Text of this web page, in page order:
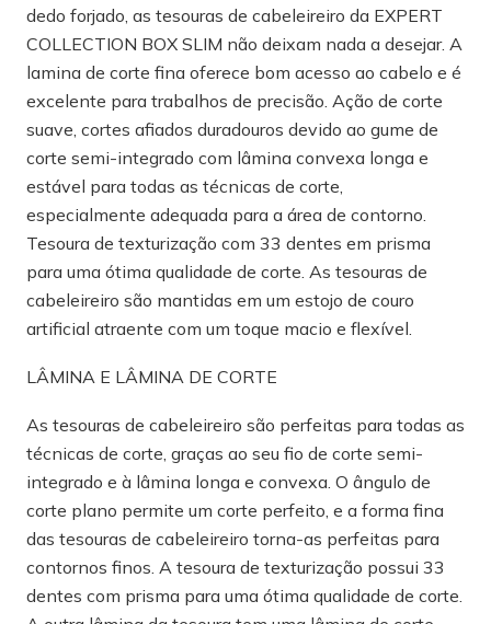
dedo forjado, as tesouras de cabeleireiro da EXPERT
COLLECTION BOX SLIM não deixam nada a desejar. A
lamina de corte fina oferece bom acesso ao cabelo e é
excelente para trabalhos de precisão. Ação de corte
suave, cortes afiados duradouros devido ao gume de
corte semi-integrado com lâmina convexa longa e
estável para todas as técnicas de corte,
especialmente adequada para a área de contorno.
Tesoura de texturização com 33 dentes em prisma
para uma ótima qualidade de corte. As tesouras de
cabeleireiro são mantidas em um estojo de couro
artificial atraente com um toque macio e flexível.
LÂMINA E LÂMINA DE CORTE
As tesouras de cabeleireiro são perfeitas para todas as
técnicas de corte, graças ao seu fio de corte semi-
integrado e à lâmina longa e convexa. O ângulo de
corte plano permite um corte perfeito, e a forma fina
das tesouras de cabeleireiro torna-as perfeitas para
contornos finos. A tesoura de texturização possui 33
dentes com prisma para uma ótima qualidade de corte.